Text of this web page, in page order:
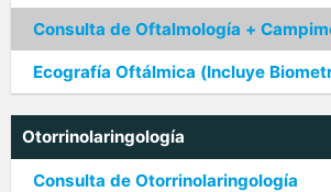
Consulta de Oftalmología +
Ecografía Oftálmica (Incluye
Otorrinolaringología
Consulta de Otorrinolaringología